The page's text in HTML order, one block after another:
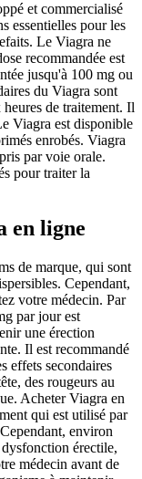
et commercialisé
essentielles pour les
Le Viagra ne
recommandée est
jusqu'à 100 mg ou
du Viagra sont
de traitement. Il
Viagra est disponible
enrobés. Viagra
par voie orale.
pour traiter la
en ligne
de marque, qui sont
Cependant,
votre médecin. Par
par jour est
une érection
Il est recommandé
effets secondaires
des rougeurs au
Acheter Viagra en
qui est utilisé par
environ
érectile,
médecin avant de